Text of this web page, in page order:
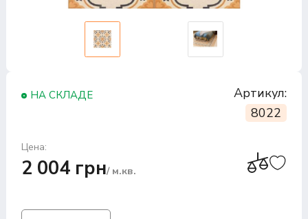
НА СКЛАДЕ
Артикул:
8022
Цена:
2 004 грн/ м.кв.